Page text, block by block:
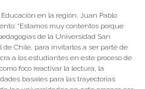
en la región, Juan Pablo
“Estamos muy contentos porque
de la Universidad San
Chile, para invitarlos a ser parte de
a los estudiantes en este proceso de
foco reactivar la lectura, la
basales para las trayectorias